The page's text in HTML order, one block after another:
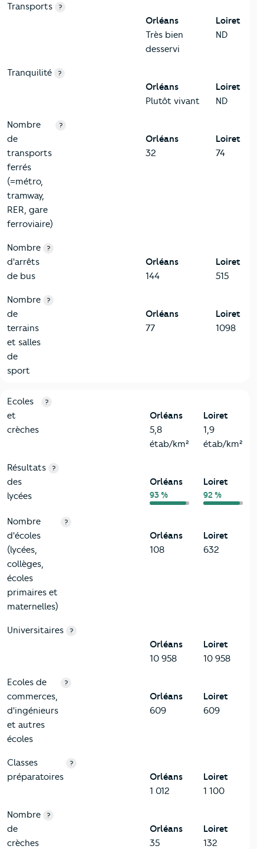
Transports ?
Orléans
Très bien
desservi
Loiret
ND
Tranquilité ?
Orléans
Plutôt vivant
Loiret
ND
Nombre
de
transports
ferrés
(=métro,
tramway,
RER, gare
ferroviaire)
?
Orléans
32
Loiret
74
Nombre
d'arrêts
de bus
?
Orléans
144
Loiret
515
Nombre
de
terrains
et salles
de
sport
?
Orléans
77
Loiret
1098
4-Education
Critères
Ecoles
et
crèches
?
Orléans
5,8
étab/km²
Loiret
1,9
étab/km²
Résultats
des
lycées
?
Orléans
93 %
Loiret
92 %
Nombre
d'écoles
(lycées,
collèges,
écoles
primaires et
maternelles)
?
Orléans
108
Loiret
632
Universitaires ?
Orléans
10 958
Loiret
10 958
Ecoles de
commerces,
d'ingénieurs
et autres
écoles
?
Orléans
609
Loiret
609
Classes
préparatoires
?
Orléans
1 012
Loiret
1 100
Nombre
de
crèches
?
Orléans
35
Loiret
132